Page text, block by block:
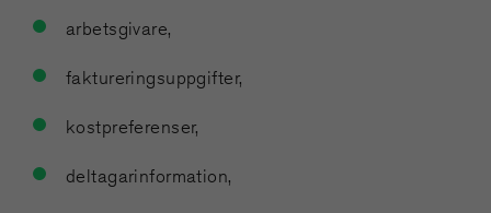
arbetsgivare,
faktureringsuppgifter,
kostpreferenser,
deltagarinformation,